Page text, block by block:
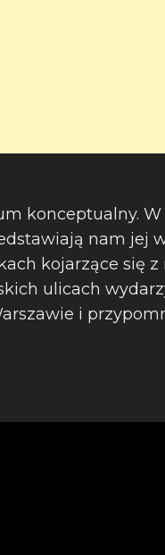
konceptualny.
nam jej
kojarzące się
ulicach
i